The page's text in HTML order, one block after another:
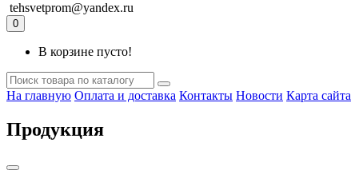
tehsvetprom@yandex.ru
0
В корзине пусто!
На главную Оплата и доставка Контакты Новости Карта сайта
Продукция